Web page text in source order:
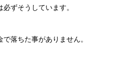
ずそうしています。
落ちた事がありません。